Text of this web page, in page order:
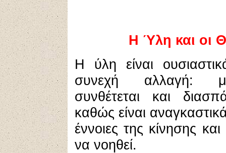
Η Ύλη και οι
Η ύλη είναι
συνεχή αλλαγή:
συνθέτεται και
καθώς είναι
έννοιες της κίνησης
να νοηθεί.